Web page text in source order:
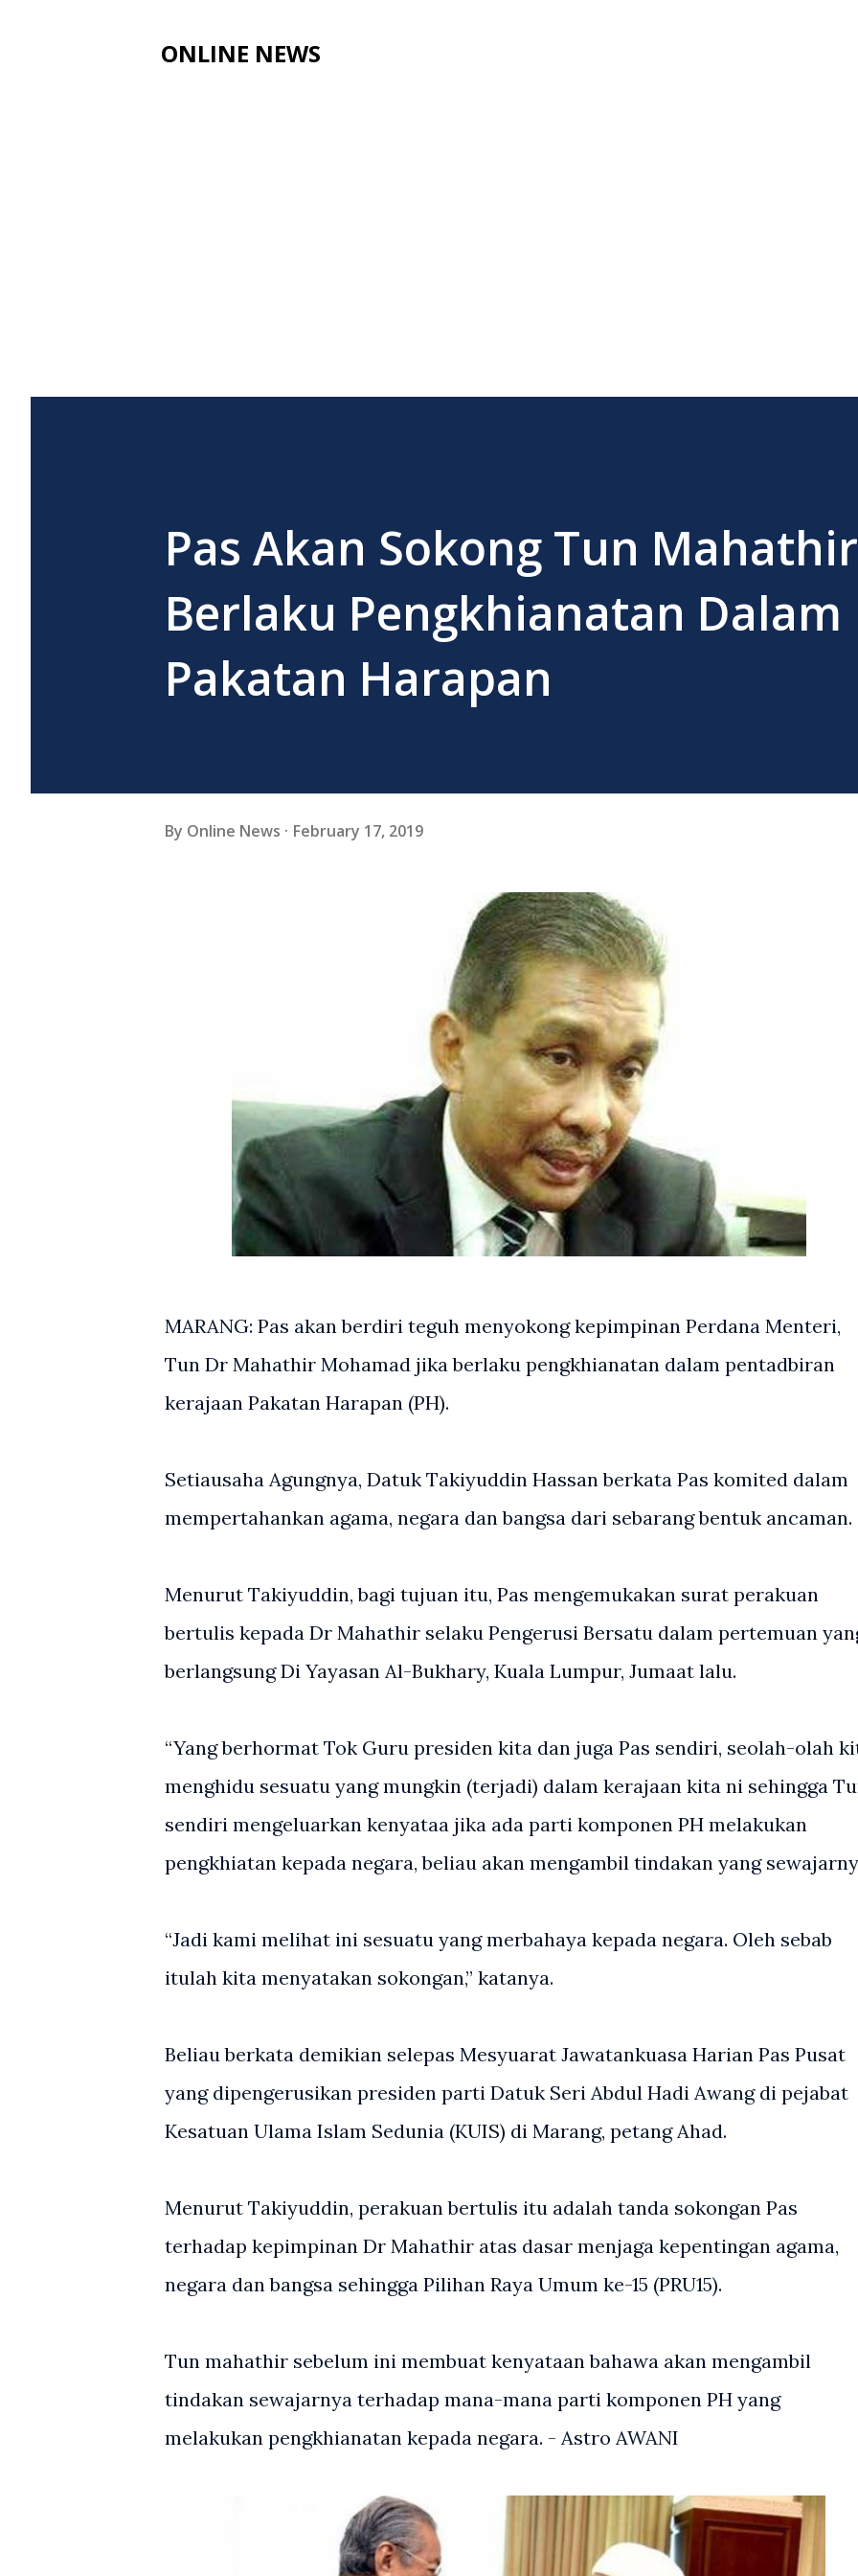
ONLINE NEWS
Pas Akan Sokong Tun
Berlaku Pengkhianatan Dalam
Pakatan Harapan
By Online News February 17, 2019
MARANG: Pas akan berdiri teguh menyokong kepimpinan Perdana Menteri,
Tun Dr Mahathir Mohamad jika berlaku pengkhianatan dalam pentadbiran
kerajaan Pakatan Harapan (PH).
Setiausaha Agungnya, Datuk Takiyuddin Hassan berkata Pas komited dalam
mempertahankan agama, negara dan bangsa dari sebarang bentuk ancaman.
Menurut Takiyuddin, bagi tujuan itu, Pas mengemukakan surat perakuan
bertulis kepada Dr Mahathir selaku Pengerusi Bersatu dalam pertemuan
berlangsung Di Yayasan Al-Bukhary, Kuala Lumpur, Jumaat lalu.
“Yang berhormat Tok Guru presiden kita dan juga Pas sendiri, seolah-olah
menghidu sesuatu yang mungkin (terjadi) dalam kerajaan kita ni sehingga
sendiri mengeluarkan kenyataa jika ada parti komponen PH melakukan
pengkhiatan kepada negara, beliau akan mengambil tindakan yang
“Jadi kami melihat ini sesuatu yang merbahaya kepada negara. Oleh sebab
itulah kita menyatakan sokongan,” katanya.
Beliau berkata demikian selepas Mesyuarat Jawatankuasa Harian Pas Pusat
yang dipengerusikan presiden parti Datuk Seri Abdul Hadi Awang di pejabat
Kesatuan Ulama Islam Sedunia (KUIS) di Marang, petang Ahad.
Menurut Takiyuddin, perakuan bertulis itu adalah tanda sokongan Pas
terhadap kepimpinan Dr Mahathir atas dasar menjaga kepentingan agama,
negara dan bangsa sehingga Pilihan Raya Umum ke-15 (PRU15).
Tun mahathir sebelum ini membuat kenyataan bahawa akan mengambil
tindakan sewajarnya terhadap mana-mana parti komponen PH yang
melakukan pengkhianatan kepada negara. - Astro AWANI